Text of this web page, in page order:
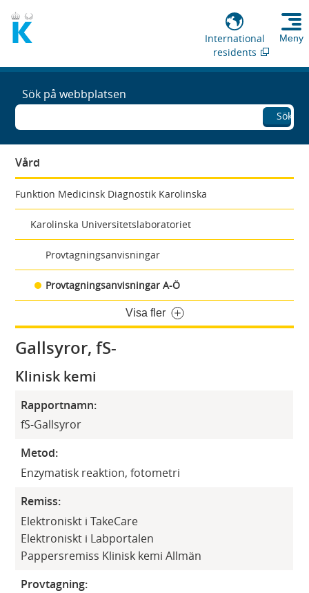
International
residents
Meny
Sök på webbplatsen
Sök
Vård
Funktion Medicinsk Diagnostik Karolinska
Karolinska Universitetslaboratoriet
Provtagningsanvisningar
Provtagningsanvisningar A-Ö
Visa fler
Gallsyror, fS-
Klinisk kemi
Rapportnamn:
fS-Gallsyror
Metod:
Enzymatisk reaktion, fotometri
Remiss:
Elektroniskt i TakeCare
Elektroniskt i Labportalen
Pappersremiss Klinisk kemi Allmän
Provtagning: